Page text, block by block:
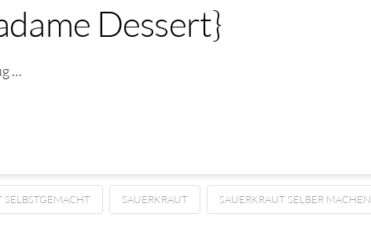
Dessert}
…
SELBSTGEMACHT SAUERKRAUT SAUERKRAUT SELBER MACHEN